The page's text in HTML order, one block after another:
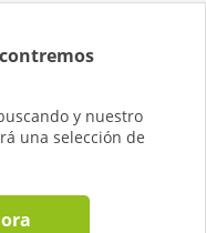
y nuestro
una selección de